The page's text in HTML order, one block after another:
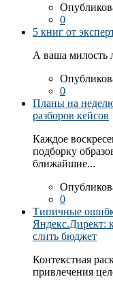
0
5 книг от
А ваша милость
0
Планы на
разборов кейсов
Каждое
подборку
ближайшие...
0
Типичные
Яндекс.Директ:
слить бюджет
Контекстная
привлечения